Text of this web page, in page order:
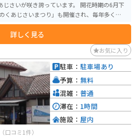
き誇っています。 開花時期の6月下
くあじさいまつり」も開催され、毎年多くの
雨天は傘が必須ですが、雨の日ならではのあ
内にはキッチンカーやカフェなどが点在し休
オススメです。運転手付きカートを利用して
、予約優先、4台のみ）所要時間約40分。お花
プルにもおすすめのスポットです。
詳しく見る
お気に入り
（口コミ1件）
駐車： 駐車場あり
予算： 無料
混雑： 普通
滞在： 1時間
施設： 屋内